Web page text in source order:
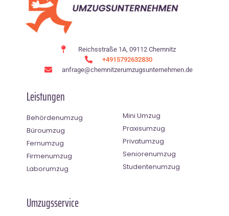
Reichsstraße 1A, 09112 Chemnitz
+4915792632830
anfrage@chemnitzerumzugsunternehmen.de
Leistungen
Behördenumzug
Büroumzug
Fernumzug
Firmenumzug
Laborumzug
Mini Umzug
Praxisumzug
Privatumzug
Seniorenumzug
Studentenumzug
Umzugsservice